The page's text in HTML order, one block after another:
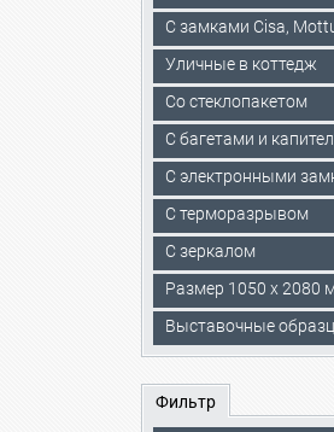
C замками Cisa,
Уличные в коттедж
Со стеклопакетом
С багетами и
C электронными
С терморазрывом
С зеркалом
Размер 1050 х 2080
Выставочные
Фильтр